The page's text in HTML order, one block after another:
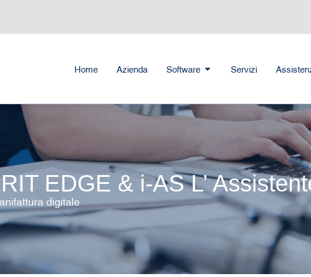
Home Azienda Software Servizi
EDGE & i-AS L’
digitale